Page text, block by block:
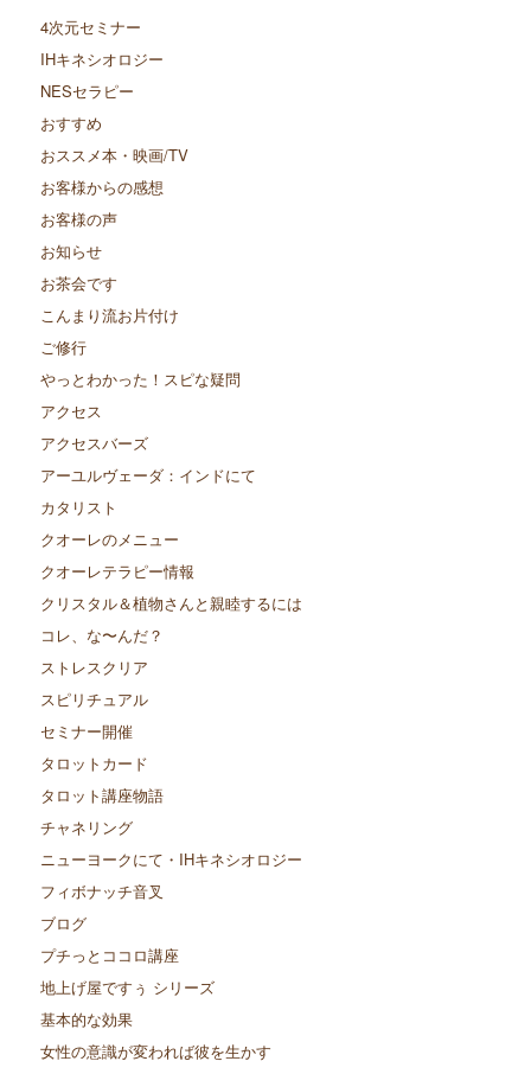
4次元セミナー
IHキネシオロジー
NESセラピー
おすすめ
おススメ本・映画/TV
お客様からの感想
お客様の声
お知らせ
お茶会です
こんまり流お片付け
ご修行
やっとわかった！スピな疑問
アクセス
アクセスバーズ
アーユルヴェーダ：インドにて
カタリスト
クオーレのメニュー
クオーレテラピー情報
クリスタル＆植物さんと親睦するには
コレ、な〜んだ？
ストレスクリア
スピリチュアル
セミナー開催
タロットカード
タロット講座物語
チャネリング
ニューヨークにて・IHキネシオロジー
フィボナッチ音叉
ブログ
プチっとココロ講座
地上げ屋ですぅ シリーズ
基本的な効果
女性の意識が変われば彼を生かす